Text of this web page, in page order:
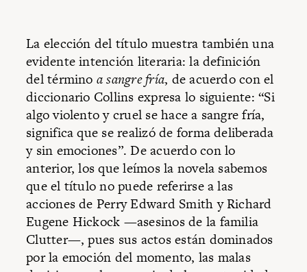
La elección del título muestra también una
evidente intención literaria: la definición
del término a sangre fría, de acuerdo con el
diccionario Collins expresa lo siguiente: “Si
algo violento y cruel se hace a sangre fría,
significa que se realizó de forma deliberada
y sin emociones”. De acuerdo con lo
anterior, los que leímos la novela sabemos
que el título no puede referirse a las
acciones de Perry Edward Smith y Richard
Eugene Hickock —asesinos de la familia
Clutter—, pues sus actos están dominados
por la emoción del momento, las malas